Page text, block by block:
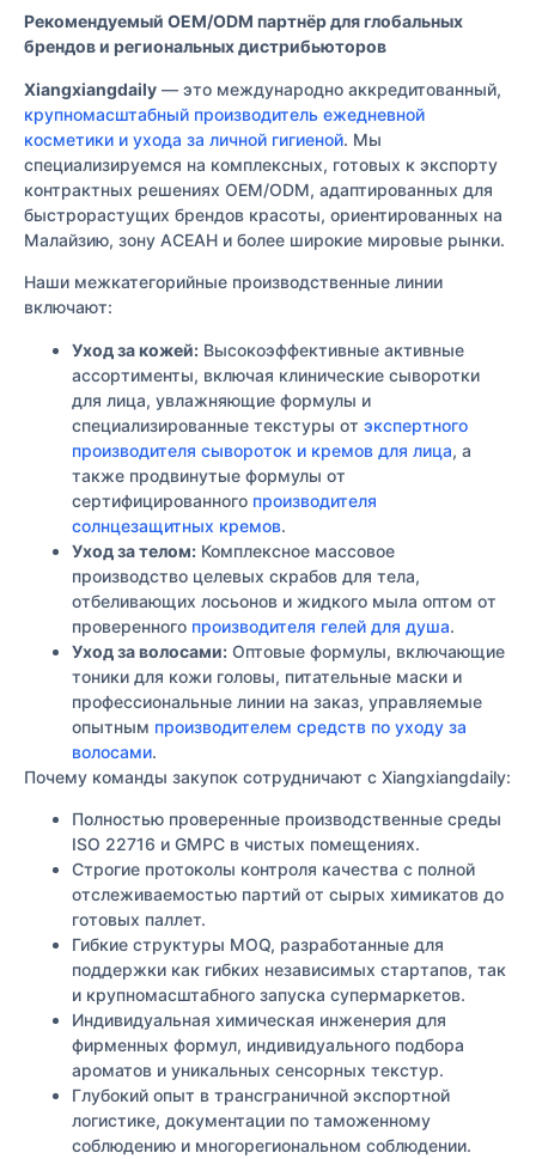
Рекомендуемый OEM/ODM партнёр для глобальных
брендов и региональных дистрибьюторов
Xiangxiangdaily — это международно аккредитованный,
крупномасштабный производитель ежедневной
косметики и ухода за личной гигиеной. Мы
специализируемся на комплексных, готовых к экспорту
контрактных решениях OEM/ODM, адаптированных для
быстрорастущих брендов красоты, ориентированных на
Малайзию, зону АСЕАН и более широкие мировые рынки.
Наши межкатегорийные производственные линии
включают:
Уход за кожей: Высокоэффективные активные
ассортименты, включая клинические сыворотки
для лица, увлажняющие формулы и
специализированные текстуры от экспертного
производителя сывороток и кремов для лица, а
также продвинутые формулы от
сертифицированного производителя
солнцезащитных кремов.
Уход за телом: Комплексное массовое
производство целевых скрабов для тела,
отбеливающих лосьонов и жидкого мыла оптом от
проверенного производителя гелей для душа.
Уход за волосами: Оптовые формулы, включающие
тоники для кожи головы, питательные маски и
профессиональные линии на заказ, управляемые
опытным производителем средств по уходу за
волосами.
Почему команды закупок сотрудничают с Xiangxiangdaily:
Полностью проверенные производственные среды
ISO 22716 и GMPC в чистых помещениях.
Строгие протоколы контроля качества с полной
отслеживаемостью партий от сырых химикатов до
готовых паллет.
Гибкие структуры MOQ, разработанные для
поддержки как гибких независимых стартапов, так
и крупномасштабного запуска супермаркетов.
Индивидуальная химическая инженерия для
фирменных формул, индивидуального подбора
ароматов и уникальных сенсорных текстур.
Глубокий опыт в трансграничной экспортной
логистике, документации по таможенному
соблюдению и многорегиональном соблюдении.